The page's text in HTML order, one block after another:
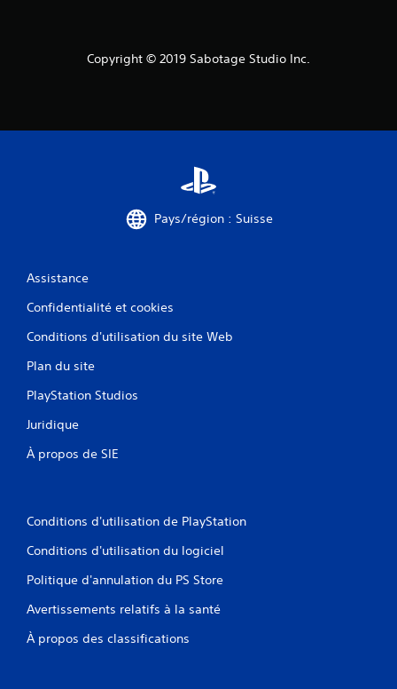
Copyright © 2019 Sabotage Studio Inc.
Pays/région : Suisse
Assistance
Confidentialité et cookies
Conditions d'utilisation du site Web
Plan du site
PlayStation Studios
Juridique
À propos de SIE
Conditions d'utilisation de PlayStation
Conditions d'utilisation du logiciel
Politique d'annulation du PS Store
Avertissements relatifs à la santé
À propos des classifications